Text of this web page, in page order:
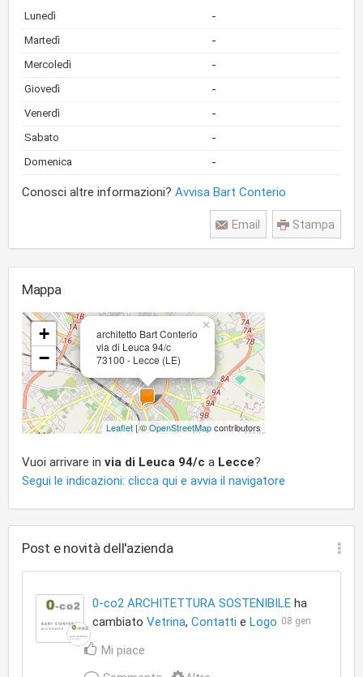
Lunedì -
Martedì -
Mercoledì -
Giovedì -
Venerdì -
Sabato -
Domenica -
Conosci altre informazioni? Avvisa Bart Conterio
Stampa
Email
Mappa
architetto Bart Conterio
via di Leuca 94/c
73100 - Lecce (LE)
×
+
−
Leaflet| ©OpenStreetMapcontributors
Vuoi arrivare in via di Leuca 94/c a Lecce?
Segui le indicazioni: clicca qui e avvia il navigatore
Post e novità dell'azienda
0-co2 ARCHITETTURA SOSTENIBILE ha
cambiato Vetrina, Contatti e Logo 08 gen
Mi piace